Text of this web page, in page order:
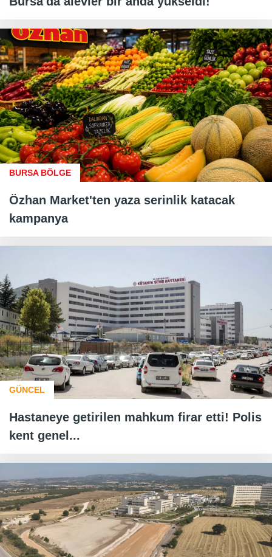
BURSA BÖLGE
Özhan Market'ten yaza serinlik katacak
kampanya
GÜNCEL
Hastaneye getirilen mahkum firar etti! Polis
kent genel...